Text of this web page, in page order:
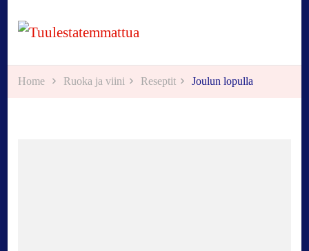
Tuulestatemmattua
Home Ruoka ja viini Reseptit Joulun lopulla